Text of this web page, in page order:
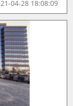
04-28 18:08:09